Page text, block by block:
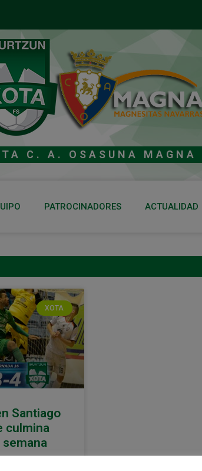
C. A. OSASUNA MAGNA
PATROCINADORES ACTUALIDAD
XOTA
Santiago
culmina